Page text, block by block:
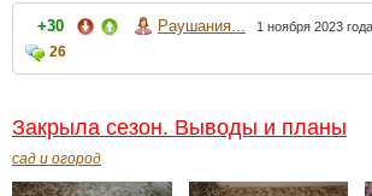
+30 Раушания... 1 ноября 2023 года
26
Закрыла сезон. Выводы и планы
сад и огород